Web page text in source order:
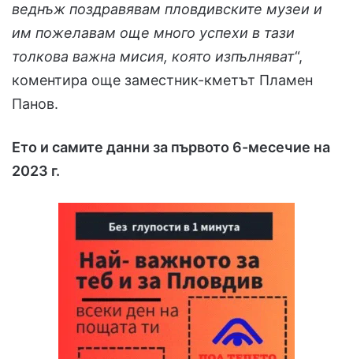
веднъж поздравявам пловдивските музеи и
им пожелавам още много успехи в тази
толкова важна мисия, която изпълняват“,
коментира още заместник-кметът Пламен
Панов.
Ето и самите данни за първото 6-месечие на
2023 г.